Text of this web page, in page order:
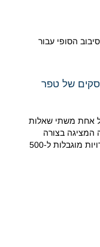
סבב 3 הוא הסיבוב הסופי עבור
של טפר
אחת משתי שאלות
בצורה
הטובה ביותר את מועמדותכם. שתי האפשרויות מוגבלות ל-500